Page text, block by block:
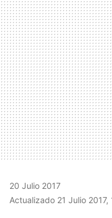
20 Julio 2017
Actualizado 21 Julio 2017,